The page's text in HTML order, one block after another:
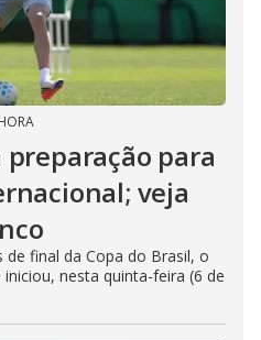
para
veja
de final da Copa do Brasil, o
nesta quinta-feira (6 de